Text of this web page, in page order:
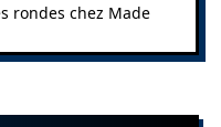
rondes chez Made